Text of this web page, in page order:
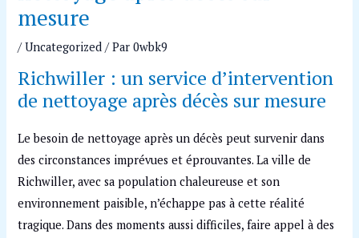
mesure
/Uncategorized / Par0wbk9
Richwiller : un service d’intervention
de nettoyage après décès sur mesure
Le besoin de nettoyage après un décès peut survenir dans
des circonstances imprévues et éprouvantes. La ville de
Richwiller, avec sa population chaleureuse et son
environnement paisible, n’échappe pas à cette réalité
tragique. Dans des moments aussi difficiles, faire appel à des